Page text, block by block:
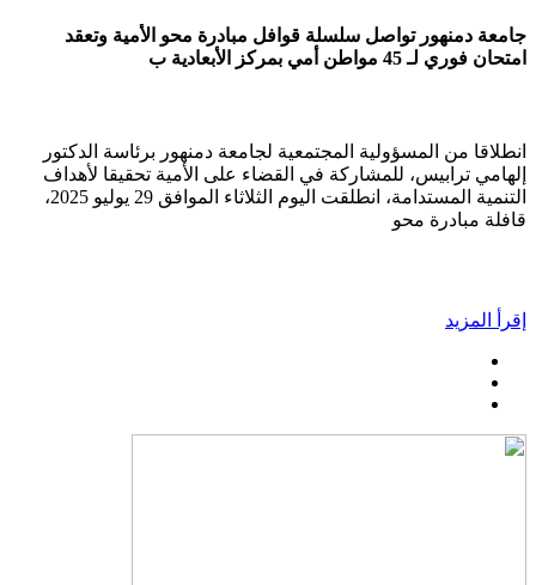
جامعة دمنهور تواصل سلسلة قوافل مبادرة محو الأمية وتعقد
امتحان فوري لـ 45 مواطن أمي بمركز الأبعادية ب
انطلاقا من المسؤولية المجتمعية لجامعة دمنهور برئاسة الدكتور
إلهامي ترابيس، للمشاركة في القضاء على الأمية تحقيقا لأهداف
التنمية المستدامة، انطلقت اليوم الثلاثاء الموافق 29 يوليو 2025،
قافلة مبادرة محو
إقرأ المزيد